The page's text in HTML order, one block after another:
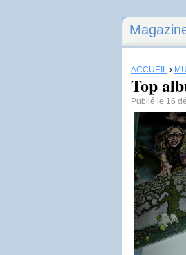
ACCUEIL ›
Top
Publié le 16